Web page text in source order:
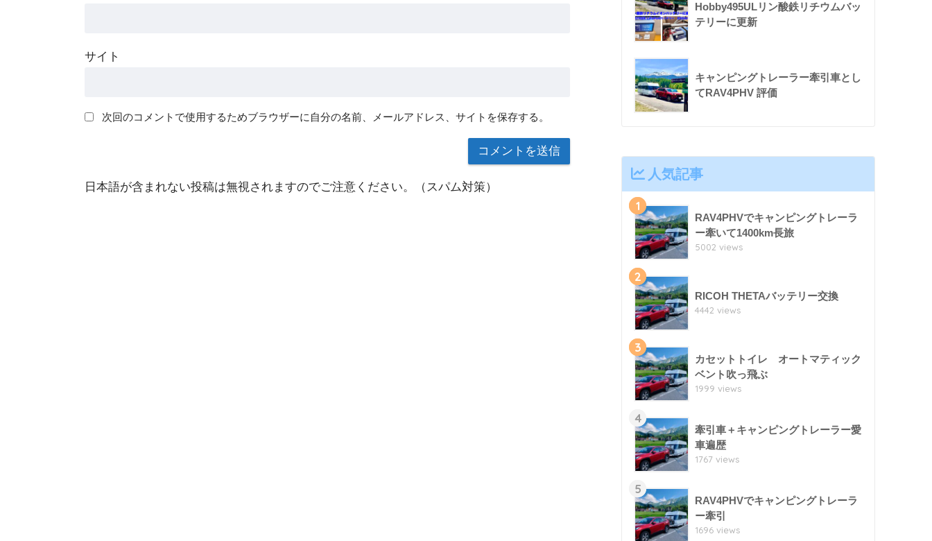
サイト
次回のコメントで使用するためブラウザーに自分の名前、メールアドレス、サイトを保存する。
日本語が含まれない投稿は無視されますのでご注意ください。（スパム対策）
Hobby495ULリン酸鉄リチウムバッ
テリーに更新
キャンピングトレーラー牽引車とし
てRAV4PHV 評価
人気記事
1
RAV4PHVでキャンピングトレーラ
ー牽いて1400km長旅
5002 views
2
RICOH THETAバッテリー交換
4442 views
3
カセットトイレ オートマティック
ベント吹っ飛ぶ
1999 views
4
牽引車＋キャンピングトレーラー愛
車遍歴
1767 views
5
RAV4PHVでキャンピングトレーラ
ー牽引
1696 views